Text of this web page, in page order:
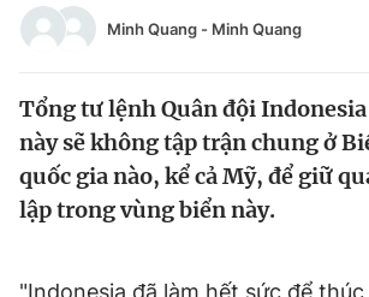
Video
Sản phẩm khác
Đăng xuất
Minh Quang - Minh Quang
Tổng tư lệnh Quân đội
này sẽ không tập trận chung ở
quốc gia nào, kể cả Mỹ, để giữ
lập trong vùng biển này.
"Indonesia đã làm hết sức để